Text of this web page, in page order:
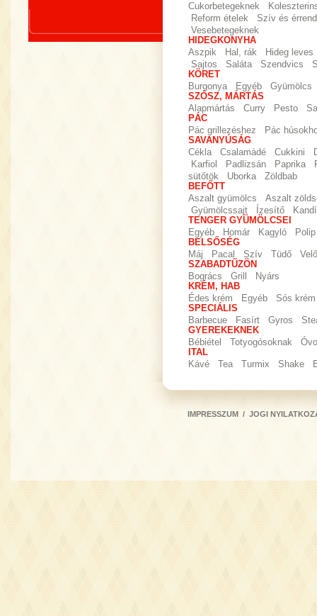
Cukorbetegeknek
Reform ételek
Szív és
Vesebetegeknek
HIDEGKONYHA
Aszpik
Hal, rák
Hideg leves
Sajtos
Saláta Szendvics
KÖRET
Burgonya
Egyéb
Gyümölcs
SZÓSZ, MÁRTÁS
Alapmártás
Curry Pesto
PÁC
Pác grillezéshez
Pác
SAVANYÚSÁG
Cékla
Csalamádé Cukkini
Karfiol
Padlizsán Paprika
sütőtök
Uborka
Zöldbab
BEFŐTT
Aszalt gyümölcs
Aszalt
Gyümölcssajt
Ízesítő
TENGER GYÜMÖLCSEI
Egyéb
Homár Kagyló
Polip
BELSŐSÉG
Máj
Pacal Szív Tüdő
Velő
SZABADTŰZÖN
Bogrács
Grill
Nyárs
KRÉM, HAB
Édes krém
Egyéb
Sós krém
SPECIÁLIS
Barbecue
Fasírt Gyros
GYEREKEKNEK
Bébiétel
Totyogósoknak
ITAL
Kávé
Tea Turmix Shake
IMPRESSZUM / JOGI